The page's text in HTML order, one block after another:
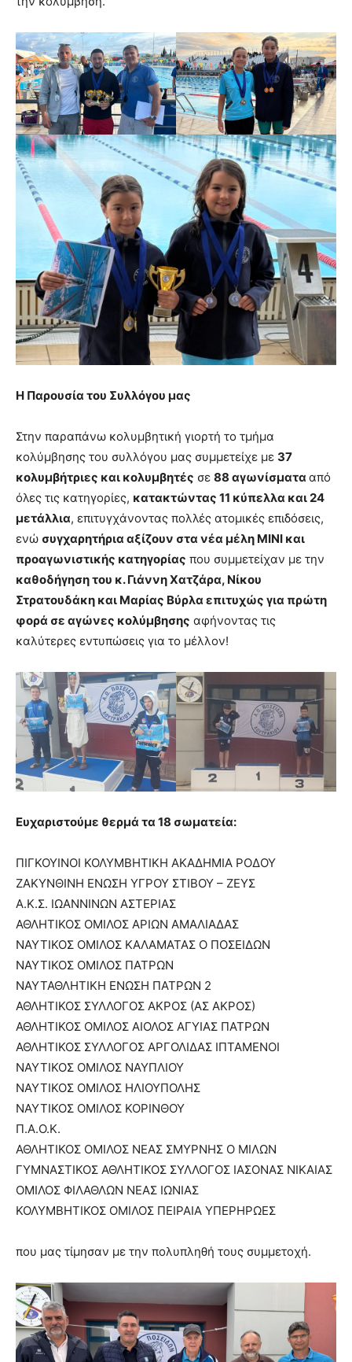
Η Παρουσία του Συλλόγου μας
Στην παραπάνω κολυμβητική γιορτή το τμήμα
κολύμβησης του συλλόγου μας συμμετείχε με 37
κολυμβήτριες και κολυμβητές σε 88 αγωνίσματα από
όλες τις κατηγορίες, κατακτώντας 11 κύπελλα και 24
μετάλλια, επιτυγχάνοντας πολλές ατομικές επιδόσεις,
ενώ συγχαρητήρια αξίζουν στα νέα μέλη ΜΙΝΙ και
προαγωνιστικής κατηγορίας που συμμετείχαν με την
καθοδήγηση του κ. Γιάννη Χατζάρα, Νίκου
Στρατουδάκη και Μαρίας Βύρλα επιτυχώς για πρώτη
φορά σε αγώνες κολύμβησης αφήνοντας τις
καλύτερες εντυπώσεις για το μέλλον!
Ευχαριστούμε θερμά τα 18 σωματεία:
ΠΙΓΚΟΥΙΝΟΙ ΚΟΛΥΜΒΗΤΙΚΗ ΑΚΑΔΗΜΙΑ ΡΟΔΟΥ
ΖΑΚΥΝΘΙΝΗ ΕΝΩΣΗ ΥΓΡΟΥ ΣΤΙΒΟΥ – ΖΕΥΣ
Α.Κ.Σ. ΙΩΑΝΝΙΝΩΝ ΑΣΤΕΡΙΑΣ
ΑΘΛΗΤΙΚΟΣ ΟΜΙΛΟΣ ΑΡΙΩΝ ΑΜΑΛΙΑΔΑΣ
ΝΑΥΤΙΚΟΣ ΟΜΙΛΟΣ ΚΑΛΑΜΑΤΑΣ Ο ΠΟΣΕΙΔΩΝ
ΝΑΥΤΙΚΟΣ ΟΜΙΛΟΣ ΠΑΤΡΩΝ
ΝΑΥΤΑΘΛΗΤΙΚΗ ΕΝΩΣΗ ΠΑΤΡΩΝ 2
ΑΘΛΗΤΙΚΟΣ ΣΥΛΛΟΓΟΣ ΑΚΡΟΣ (ΑΣ ΑΚΡΟΣ)
ΑΘΛΗΤΙΚΟΣ ΟΜΙΛΟΣ ΑΙΟΛΟΣ ΑΓΥΙΑΣ ΠΑΤΡΩΝ
ΑΘΛΗΤΙΚΟΣ ΣΥΛΛΟΓΟΣ ΑΡΓΟΛΙΔΑΣ ΙΠΤΑΜΕΝΟΙ
ΝΑΥΤΙΚΟΣ ΟΜΙΛΟΣ ΝΑΥΠΛΙΟΥ
ΝΑΥΤΙΚΟΣ ΟΜΙΛΟΣ ΗΛΙΟΥΠΟΛΗΣ
ΝΑΥΤΙΚΟΣ ΟΜΙΛΟΣ ΚΟΡΙΝΘΟΥ
Π.Α.Ο.Κ.
ΑΘΛΗΤΙΚΟΣ ΟΜΙΛΟΣ ΝΕΑΣ ΣΜΥΡΝΗΣ Ο ΜΙΛΩΝ
ΓΥΜΝΑΣΤΙΚΟΣ ΑΘΛΗΤΙΚΟΣ ΣΥΛΛΟΓΟΣ ΙΑΣΟΝΑΣ ΝΙΚΑΙΑΣ
ΟΜΙΛΟΣ ΦΙΛΑΘΛΩΝ ΝΕΑΣ ΙΩΝΙΑΣ
ΚΟΛΥΜΒΗΤΙΚΟΣ ΟΜΙΛΟΣ ΠΕΙΡΑΙΑ ΥΠΕΡΗΡΩΕΣ
που μας τίμησαν με την πολυπληθή τους συμμετοχή.